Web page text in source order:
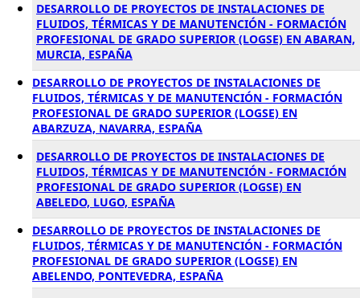
DESARROLLO DE PROYECTOS DE INSTALACIONES DE
FLUIDOS, TÉRMICAS Y DE MANUTENCIÓN - FORMACIÓN
PROFESIONAL DE GRADO SUPERIOR (LOGSE) EN ABARAN,
MURCIA, ESPAÑA
DESARROLLO DE PROYECTOS DE INSTALACIONES DE
FLUIDOS, TÉRMICAS Y DE MANUTENCIÓN - FORMACIÓN
PROFESIONAL DE GRADO SUPERIOR (LOGSE) EN
ABARZUZA, NAVARRA, ESPAÑA
DESARROLLO DE PROYECTOS DE INSTALACIONES DE
FLUIDOS, TÉRMICAS Y DE MANUTENCIÓN - FORMACIÓN
PROFESIONAL DE GRADO SUPERIOR (LOGSE) EN
ABELEDO, LUGO, ESPAÑA
DESARROLLO DE PROYECTOS DE INSTALACIONES DE
FLUIDOS, TÉRMICAS Y DE MANUTENCIÓN - FORMACIÓN
PROFESIONAL DE GRADO SUPERIOR (LOGSE) EN
ABELENDO, PONTEVEDRA, ESPAÑA